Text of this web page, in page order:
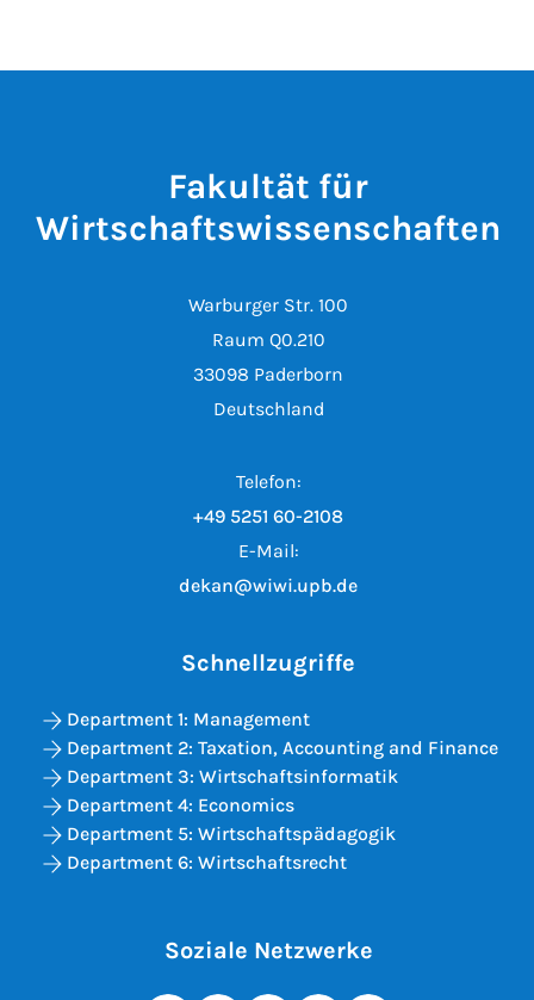
Fakultät für
Wirtschaftswissenschaften
Warburger Str. 100
Raum Q0.210
33098 Paderborn
Deutschland
Telefon:
+49 5251 60-2108
E-Mail:
dekan@wiwi.upb.de
Schnellzugriffe
Department 1: Management
Department 2: Taxation, Accounting and Finance
Department 3: Wirtschaftsinformatik
Department 4: Economics
Department 5: Wirtschaftspädagogik
Department 6: Wirtschaftsrecht
Soziale Netzwerke